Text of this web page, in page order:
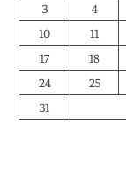
3
4
10
11
17
18
24
25
31